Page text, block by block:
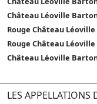
Château Léoville
Rouge Château
Rouge Château
Château Léoville
LES APPELLATIONS